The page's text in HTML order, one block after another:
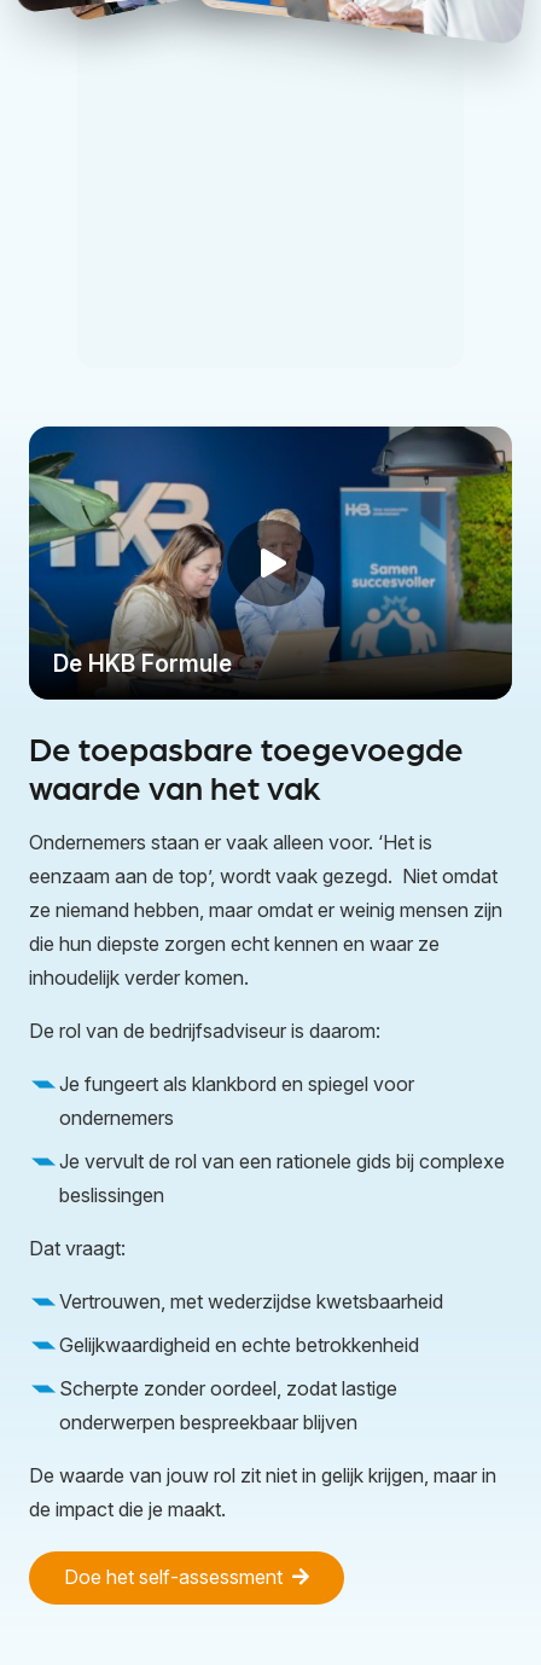
De toepasbare toegevoegde
waarde van het vak
Ondernemers staan er vaak alleen voor. ‘Het is
eenzaam aan de top’, wordt vaak gezegd. Niet omdat
ze niemand hebben, maar omdat er weinig mensen zijn
die hun diepste zorgen echt kennen en waar ze
inhoudelijk verder komen.
De rol van de bedrijfsadviseur is daarom:
Je fungeert als klankbord en spiegel voor
ondernemers
Je vervult de rol van een rationele gids bij complexe
beslissingen
Dat vraagt:
Vertrouwen, met wederzijdse kwetsbaarheid
Gelijkwaardigheid en echte betrokkenheid
Scherpte zonder oordeel, zodat lastige
onderwerpen bespreekbaar blijven
De waarde van jouw rol zit niet in gelijk krijgen, maar in
de impact die je maakt.
Doe het self-assessment